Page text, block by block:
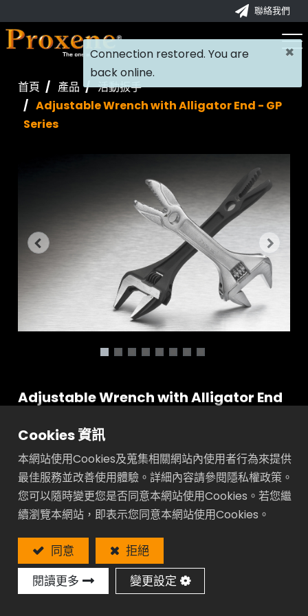
聯絡我們
首頁 產品
活動扳手
Adjustable Wrench with Alligator End - GP
Series
Adjustable Wrench with Alligator End
工業級15度角:
扳手可以在狹小空間使用
超值:
比標準型開口大40%
低噪音:
操作聲音小
省空間:
下顎尾端無凸出設計在狹隘空間更容易使用
Cookies 資訊
本網站使用Cookies及蒐集相關網站內使用者行為來提供
最佳服務並改善使用體驗。詳細內容請參閱隱私權政策。
您可以隨時變更您是否同意本網站使用Cookies。若您繼
續瀏覽本網站，即表示您同意本網站使用Cookies。
同意
拒絕
閱讀更多
變更設定
×
Connection restored. You are
back online.